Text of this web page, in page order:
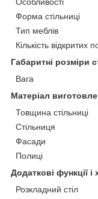
Форма стільниці
Тип меблів
Кількість відкритих
Габаритні розміри
Вага
Матеріал
Товщина стільниці
Стільниця
Фасади
Полиці
Додаткові функції і
Розкладний стіл